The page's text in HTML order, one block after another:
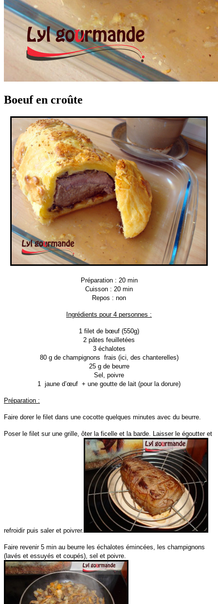
Boeuf en croûte
Préparation : 20 min
Cuisson : 20 min
Repos : non
Ingrédients pour 4 personnes :
1 filet de bœuf (550g)
2 pâtes feuilletées
3 échalotes
80 g de champignons frais (ici, des chanterelles)
25 g de beurre
Sel, poivre
1 jaune d’œuf + une goutte de lait (pour la dorure)
Préparation :
Faire dorer le filet dans une cocotte quelques minutes avec du beurre.
Poser le filet sur une grille, ôter la ficelle et la barde. Laisser le égoutter et
refroidir puis saler et poivrer.
Faire revenir 5 min au beurre les échalotes émincées, les champignons
(lavés et essuyés et coupés), sel et poivre.